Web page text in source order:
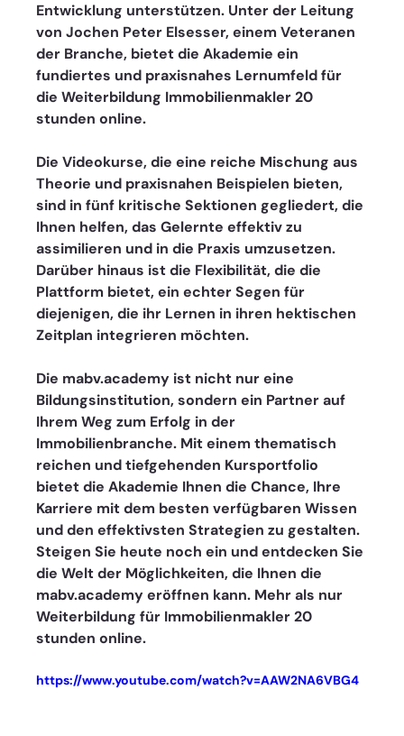
Entwicklung unterstützen. Unter der Leitung
von Jochen Peter Elsesser, einem Veteranen
der Branche, bietet die Akademie ein
fundiertes und praxisnahes Lernumfeld für
die Weiterbildung Immobilienmakler 20
stunden online.
Die Videokurse, die eine reiche Mischung aus
Theorie und praxisnahen Beispielen bieten,
sind in fünf kritische Sektionen gegliedert, die
Ihnen helfen, das Gelernte effektiv zu
assimilieren und in die Praxis umzusetzen.
Darüber hinaus ist die Flexibilität, die die
Plattform bietet, ein echter Segen für
diejenigen, die ihr Lernen in ihren hektischen
Zeitplan integrieren möchten.
Die mabv.academy ist nicht nur eine
Bildungsinstitution, sondern ein Partner auf
Ihrem Weg zum Erfolg in der
Immobilienbranche. Mit einem thematisch
reichen und tiefgehenden Kursportfolio
bietet die Akademie Ihnen die Chance, Ihre
Karriere mit dem besten verfügbaren Wissen
und den effektivsten Strategien zu gestalten.
Steigen Sie heute noch ein und entdecken Sie
die Welt der Möglichkeiten, die Ihnen die
mabv.academy eröffnen kann. Mehr als nur
Weiterbildung für Immobilienmakler 20
stunden online.
https://www.youtube.com/watch?v=AAW2NA6VBG4